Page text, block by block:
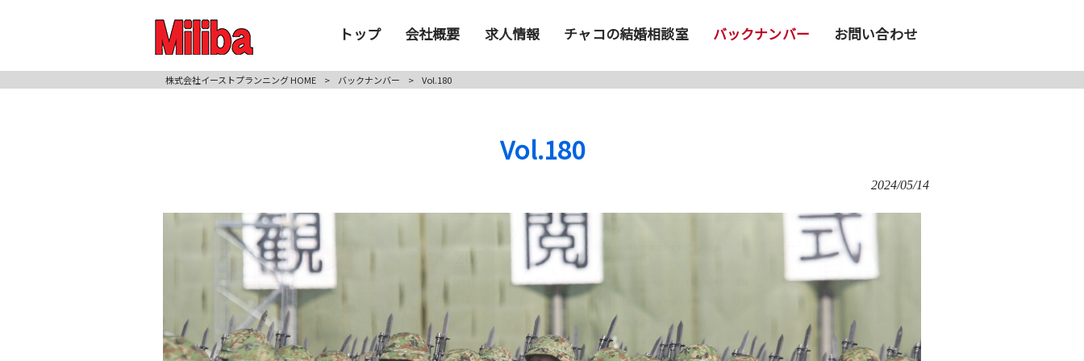
トップ 会社概要 求人情報 チャコの結婚相談室 バックナンバー お問い合わせ
株式会社イーストプランニング HOME > バックナンバー > Vol.180
Vol.180
2024/05/14